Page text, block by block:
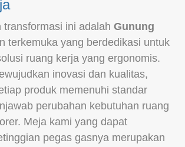
transformasi ini adalah Gunung
terkemuka yang berdedikasi untuk
ruang kerja yang ergonomis.
inovasi dan kualitas,
produk memenuhi standar
perubahan kebutuhan ruang
Meja kami yang dapat
pegas gasnya merupakan